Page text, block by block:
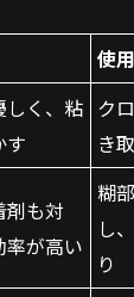
使
しく、粘
す
ク
き
剤も対
率が高い
糊
し
り